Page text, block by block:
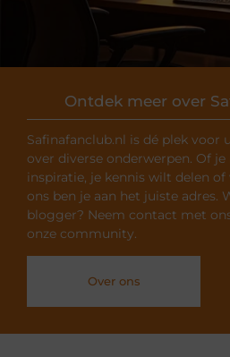
Ontdek meer over
Safinafanclub.nl is dé plek voor
over diverse onderwerpen. Of
inspiratie, je kennis wilt delen
ons ben je aan het juiste adres.
blogger? Neem contact met
onze community.
Over ons